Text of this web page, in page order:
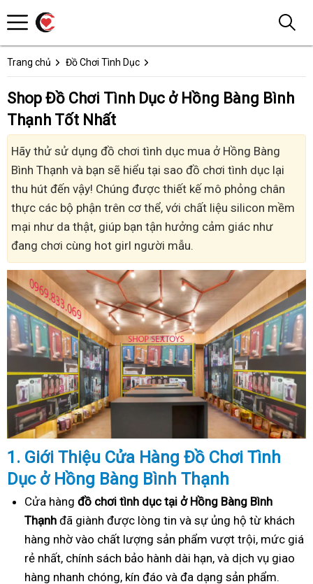
Trang chủ Đồ Chơi Tình Dục
Shop Đồ Chơi Tình Dục ở Hồng Bàng Bình
Thạnh Tốt Nhất
Hãy thử sử dụng đồ chơi tình dục mua ở Hồng Bàng
Bình Thạnh và bạn sẽ hiểu tại sao đồ chơi tình dục lại
thu hút đến vậy! Chúng được thiết kế mô phỏng chân
thực các bộ phận trên cơ thể, với chất liệu silicon mềm
mại như da thật, giúp bạn tận hưởng cảm giác như
đang chơi cùng hot girl người mẫu.
1. Giới Thiệu Cửa Hàng Đồ Chơi Tình
Dục ở Hồng Bàng Bình Thạnh
Cửa hàng đồ chơi tình dục tại ở Hồng Bàng Bình
Thạnh đã giành được lòng tin và sự ủng hộ từ khách
hàng nhờ vào chất lượng sản phẩm vượt trội, mức giá
rẻ nhất, chính sách bảo hành dài hạn, và dịch vụ giao
hàng nhanh chóng, kín đáo và đa dạng sản phẩm.